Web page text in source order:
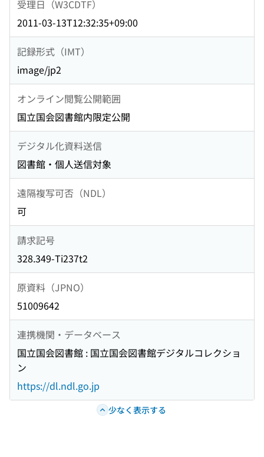
受理日（W3CDTF）
2011-03-13T12:32:35+09:00
記録形式（IMT）
image/jp2
オンライン閲覧公開範囲
国立国会図書館内限定公開
デジタル化資料送信
図書館・個人送信対象
遠隔複写可否（NDL）
可
請求記号
328.349-Ti237t2
原資料（JPNO）
51009642
連携機関・データベース
国立国会図書館 : 国立国会図書館デジタルコレクショ
ン
https://dl.ndl.go.jp
少なく表示する